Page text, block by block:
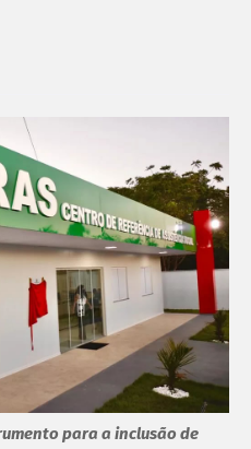
para a inclusão de